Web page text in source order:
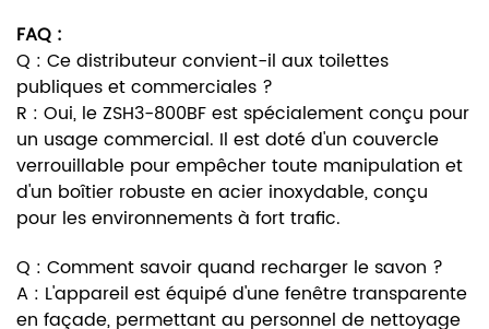
FAQ :
Q : Ce distributeur convient-il aux toilettes
publiques et commerciales ?
R : Oui, le ZSH3-800BF est spécialement conçu pour
un usage commercial. Il est doté d'un couvercle
verrouillable pour empêcher toute manipulation et
d'un boîtier robuste en acier inoxydable, conçu
pour les environnements à fort trafic.
Q : Comment savoir quand recharger le savon ?
A : L'appareil est équipé d'une fenêtre transparente
en façade, permettant au personnel de nettoyage